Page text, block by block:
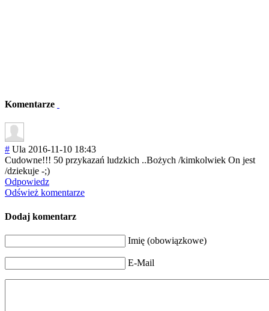
Komentarze
# Ula 2016-11-10 18:43
Cudowne!!! 50 przykazań ludzkich ..Bożych /kimkolwiek On jest
/dziekuje -;)
Odpowiedz
Odśwież komentarze
Dodaj komentarz
Imię (obowiązkowe)
E-Mail